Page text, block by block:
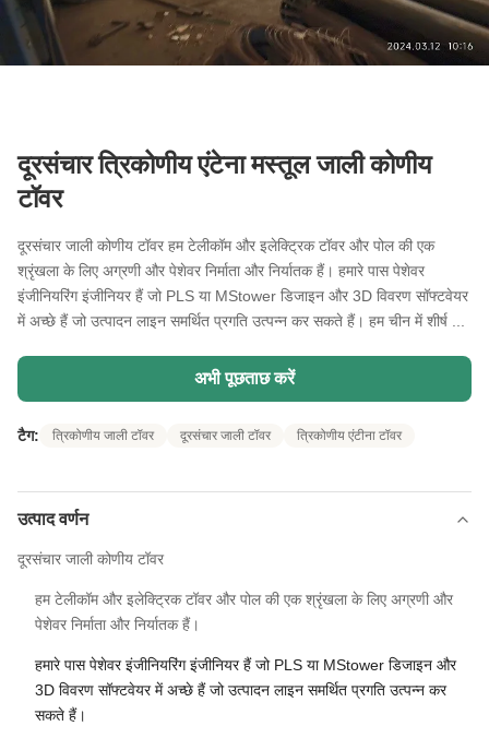
दूरसंचार त्रिकोणीय एंटेना मस्तूल जाली कोणीय
टॉवर
दूरसंचार जाली कोणीय टॉवर हम टेलीकॉम और इलेक्ट्रिक टॉवर और पोल की एक
श्रृंखला के लिए अग्रणी और पेशेवर निर्माता और निर्यातक हैं। हमारे पास पेशेवर
इंजीनियरिंग इंजीनियर हैं जो PLS या MStower डिजाइन और 3D विवरण सॉफ्टवेयर
में अच्छे हैं जो उत्पादन लाइन समर्थित प्रगति उत्पन्न कर सकते हैं। हम चीन में शीर्ष ...
अभी पूछताछ करें
टैग: त्रिकोणीय जाली टॉवर दूरसंचार जाली टॉवर त्रिकोणीय एंटीना टॉवर
उत्पाद वर्णन
दूरसंचार जाली कोणीय टॉवर
हम टेलीकॉम और इलेक्ट्रिक टॉवर और पोल की एक श्रृंखला के लिए अग्रणी और
पेशेवर निर्माता और निर्यातक हैं।
हमारे पास पेशेवर इंजीनियरिंग इंजीनियर हैं जो PLS या MStower डिजाइन और
3D विवरण सॉफ्टवेयर में अच्छे हैं जो उत्पादन लाइन समर्थित प्रगति उत्पन्न कर
सकते हैं।